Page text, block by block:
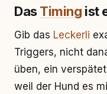
DasTiming ist
Gib das Leckerli
Triggers, nicht
üben, ein
weil der Hund es